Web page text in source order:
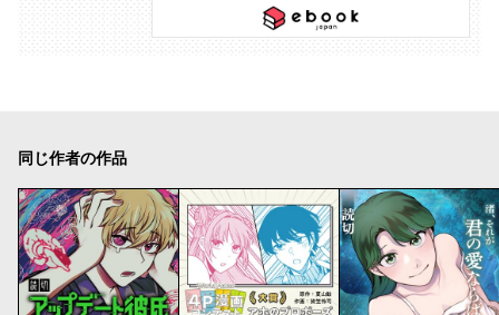
同じ作者の作品